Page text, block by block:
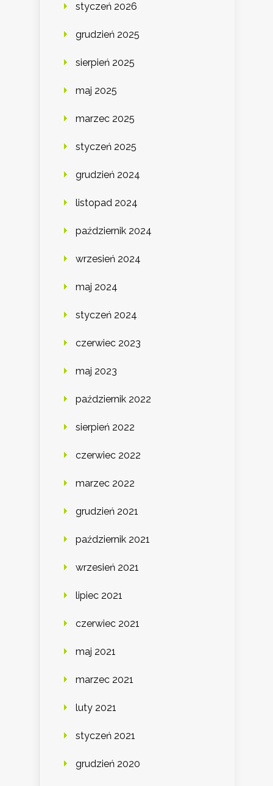
styczeń 2026
grudzień 2025
sierpień 2025
maj 2025
marzec 2025
styczeń 2025
grudzień 2024
listopad 2024
październik 2024
wrzesień 2024
maj 2024
styczeń 2024
czerwiec 2023
maj 2023
październik 2022
sierpień 2022
czerwiec 2022
marzec 2022
grudzień 2021
październik 2021
wrzesień 2021
lipiec 2021
czerwiec 2021
maj 2021
marzec 2021
luty 2021
styczeń 2021
grudzień 2020